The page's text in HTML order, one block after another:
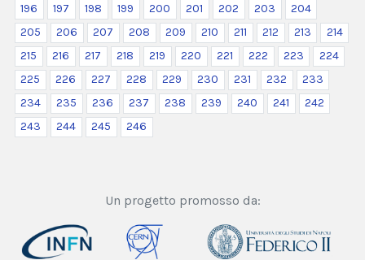
196
197 198 199 200 201 202 203
204
205
206 207 208 209 210 211 212 213
214
215
216 217 218 219 220 221 222 223
224
225
226 227 228 229 230 231 232
233
234
235 236 237 238 239 240 241
242
243
244 245 246
Un progetto promosso da: